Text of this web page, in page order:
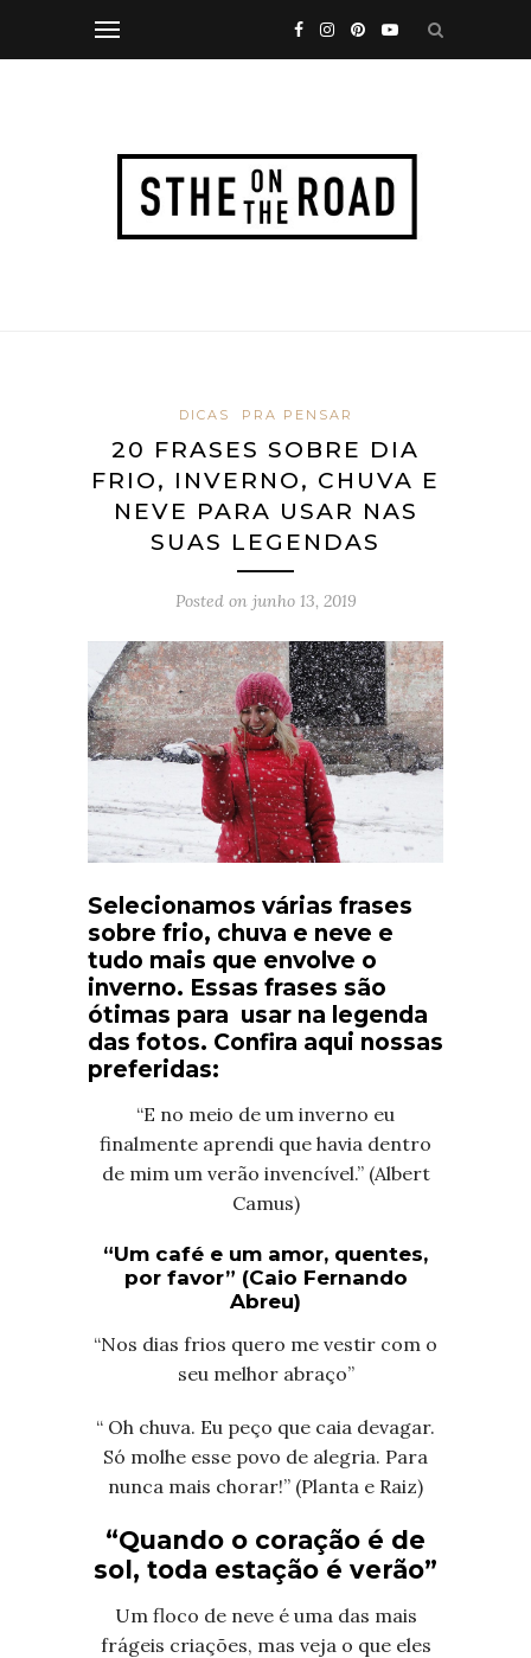
DICAS PRA PENSAR
20 FRASES SOBRE DIA
FRIO, INVERNO, CHUVA E
NEVE PARA USAR NAS
SUAS LEGENDAS
Posted on junho 13, 2019
Selecionamos várias frases
sobre frio, chuva e neve e
tudo mais que envolve o
inverno. Essas frases são
ótimas para usar na legenda
das fotos. Confira aqui nossas
preferidas:
“E no meio de um inverno eu
finalmente aprendi que havia dentro
de mim um verão invencível.” (Albert
Camus)
“Um café e um amor, quentes,
por favor” (Caio Fernando
Abreu)
“Nos dias frios quero me vestir com o
seu melhor abraço”
“ Oh chuva. Eu peço que caia devagar.
Só molhe esse povo de alegria. Para
nunca mais chorar!” (Planta e Raiz)
“Quando o coração é de
sol, toda estação é verão”
Um floco de neve é uma das mais
frágeis criações, mas veja o que eles